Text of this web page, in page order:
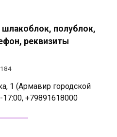
полублок,
реквизиты
184
1 (Армавир городской
+79891618000